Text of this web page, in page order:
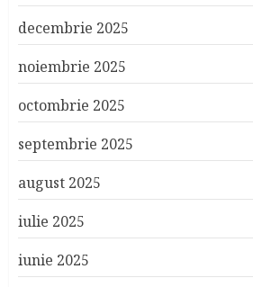
decembrie 2025
noiembrie 2025
octombrie 2025
septembrie 2025
august 2025
iulie 2025
iunie 2025